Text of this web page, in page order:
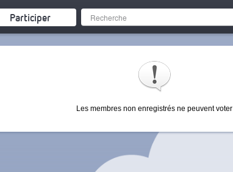
Participer
Les membres non enregistrés ne peuvent voter